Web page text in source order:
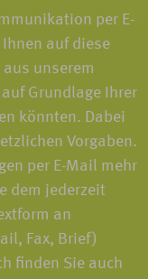
per E-
auf diese
unserem
Grundlage Ihrer
könnten. Dabei
Vorgaben.
per E-Mail mehr
dem jederzeit
an
Fax, Brief)
finden Sie auch